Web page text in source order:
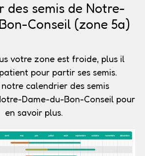
des semis de Notre-
Conseil (zone 5a)
votre zone est froide, plus il
pour partir ses semis.
calendrier des semis
Dame-du-Bon-Conseil pour
en savoir plus.